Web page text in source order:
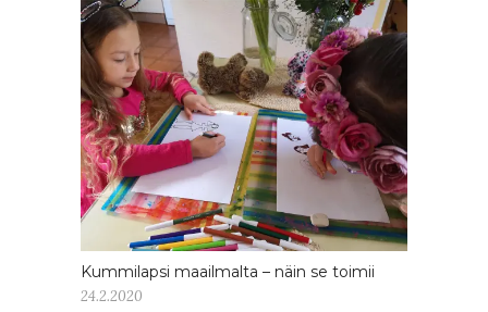
Kummilapsi maailmalta – näin se toimii
24.2.2020